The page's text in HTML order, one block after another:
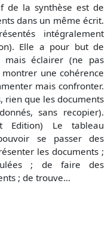
de la synthèse est de
dans un même écrit.
intégralement
Elle a pour but de
éclairer (ne pas
une cohérence
mais confronter.
rien que les documents
sans recopier).
Edition) Le tableau
se passer des
les documents ;
; de faire des
; de trouve...